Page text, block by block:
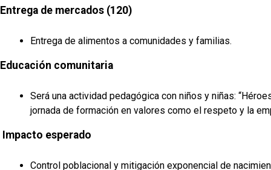
Entrega de mercados (120)
Entrega de alimentos a comunidades y familias.
Educación comunitaria
Será una actividad pedagógica con niños y niñas:
jornada de formación en valores como el respeto y la
Impacto esperado
Control poblacional y mitigación exponencial de